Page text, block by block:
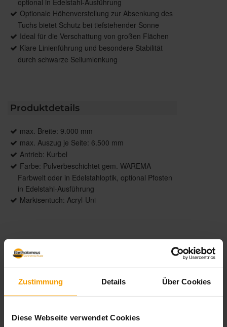
Zustimmung Details Über Cookies
Diese Webseite verwendet Cookies
Optionale Höhenverstellung zur Absenkung des
Tuchs bietet Schutz bei tiefstehender Sonne
Ideal für die Verschattung von großen Flächen
Klare Linienführung und besondere Stabilität
durch schwarze Seilumlenkung
Produktdetails
max. Breite: 9.000 mm
max. Auszug je Seite: 6.500 mm
Antrieb: Kurbel
Farbe: Pulverbeschichtet gem. WAREMA
Farbwelt oder in Edelstahloptik, optional Pfosten
in Edelstahl-Ausführung
Markisentuch: Acryl-Uni
Produktbeschreibung
Verwirklichen Sie Ihre Sommerträume zu Hause.
Das luftig-elegante Sonnensegel überzeugt durch
Stabilität, eine komfortable Kurbelbedienung und
außergewöhnliches Designelement und echter